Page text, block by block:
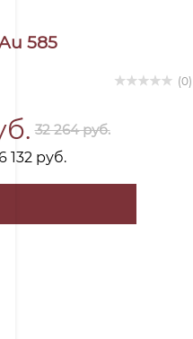
585
(0)
32 264 руб.
132 руб.